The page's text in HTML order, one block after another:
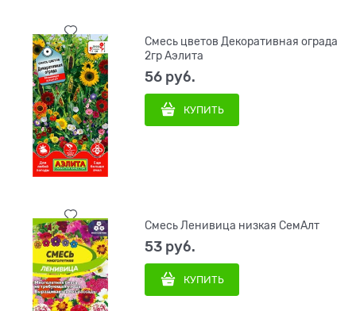
Смесь цветов Декоративная ограда
2гр Аэлита
56 руб.
КУПИТЬ
Смесь Ленивица низкая СемАлт
53 руб.
КУПИТЬ